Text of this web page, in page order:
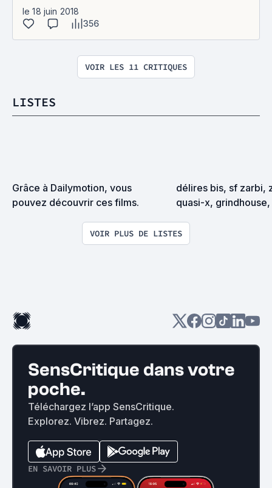
le 18 juin 2018
356
VOIR LES 11 CRITIQUES
LISTES
Grâce à Dailymotion, vous
pouvez découvrir ces films.
délires bis, sf zarbi,
quasi-x,
VOIR PLUS DE LISTES
SensCritique dans votre
poche.
Téléchargez l’app SensCritique.
Explorez. Vibrez. Partagez.
EN SAVOIR PLUS